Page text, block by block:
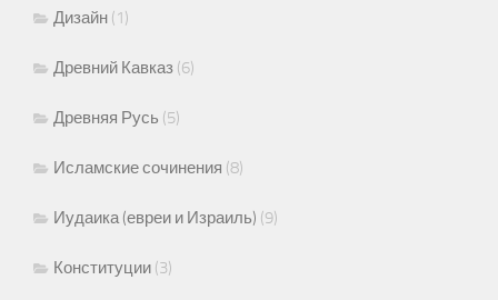
Дизайн (1)
Древний Кавказ (6)
Древняя Русь (5)
Исламские сочинения (8)
Иудаика (евреи и Израиль) (9)
Конституции (3)